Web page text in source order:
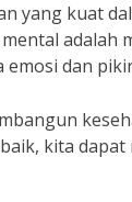
yang kuat
mental
dan
kita